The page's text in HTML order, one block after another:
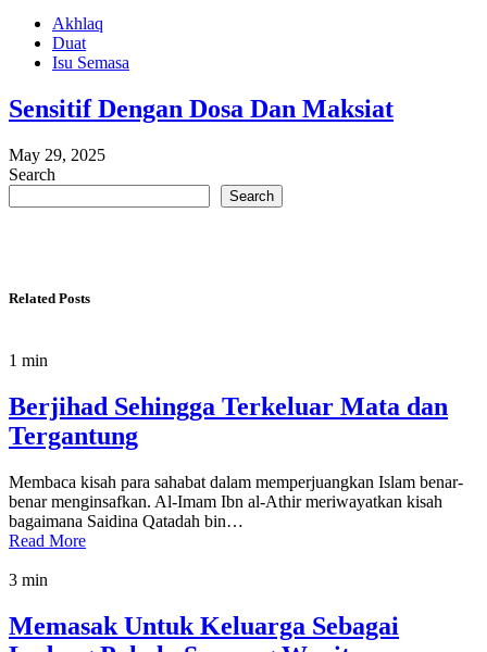
Akhlaq
Duat
Isu Semasa
Sensitif Dengan Dosa Dan Maksiat
May 29, 2025
Search
Search
Related Posts
1 min
Berjihad Sehingga Terkeluar Mata dan
Tergantung
Membaca kisah para sahabat dalam memperjuangkan Islam benar-
benar menginsafkan. Al-Imam Ibn al-Athir meriwayatkan kisah
bagaimana Saidina Qatadah bin…
Read More
3 min
Memasak Untuk Keluarga Sebagai